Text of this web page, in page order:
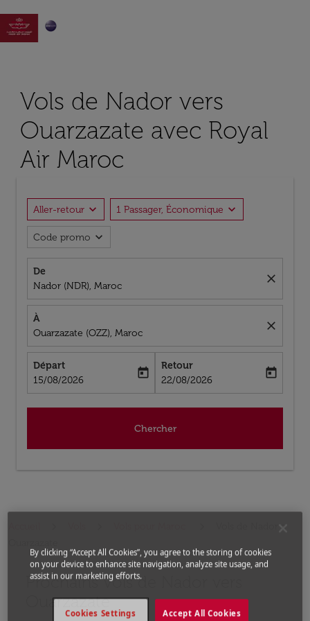

Vols de Nador vers
Ouarzazate avec Royal
Air Maroc
Aller-retour expand_more 1 Passager, Économique expand_more
Code promo expand_more
De
Nador (NDR), Maroc
close
À
Ouarzazate (OZZ), Maroc
close
Départ
fc-booking-departure-date-aria-label
15/08/2026
today
Retour
fc-booking-return-date-aria-label
22/08/2026
today
Chercher
Vols de Nador a
Prochains Vols de Nador vers
Ouarzazate
Aucun tarif trouvé pour les options populaires
By clicking “Accept All Cookies”, you agree to the storing of cookies
on your device to enhance site navigation, analyze site usage, and
assist in our marketing efforts.
Accept All Cookies
Cookies Settings